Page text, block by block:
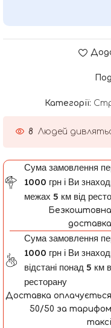
Категорії:
8 Людей
Сума замовлення
1000 грн і Ви
межах 5 км від
Безкоштовна
доставка
Сума замовлення
1000 грн і Ви
відстані понад 5 км
ресторану
Доставка оплачується
50/50 за тарифом
таксі